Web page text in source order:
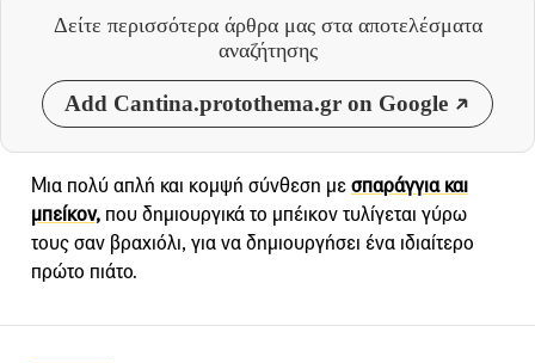
Δείτε περισσότερα άρθρα μας στα αποτελέσματα
αναζήτησης
Add Cantina.protothema.gr on Google
Μια πολύ απλή και κομψή σύνθεση μεσπαράγγια και
μπείκον, που δημιουργικά το μπέικον τυλίγεται γύρω
τους σαν βραχιόλι, για να δημιουργήσει ένα ιδιαίτερο
πρώτο πιάτο.